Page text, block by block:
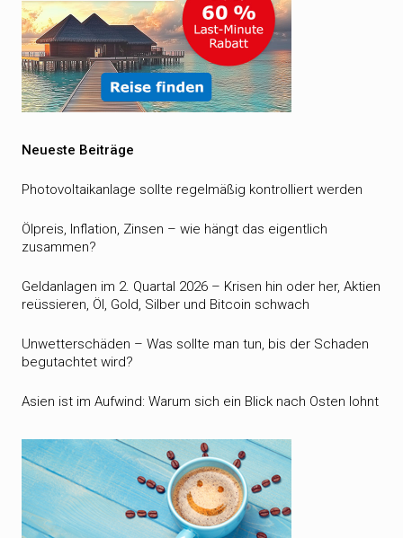
Neueste Beiträge
Photovoltaikanlage sollte regelmäßig kontrolliert werden
Ölpreis, Inflation, Zinsen – wie hängt das eigentlich
zusammen?
Geldanlagen im 2. Quartal 2026 – Krisen hin oder her, Aktien
reüssieren, Öl, Gold, Silber und Bitcoin schwach
Unwetterschäden – Was sollte man tun, bis der Schaden
begutachtet wird?
Asien ist im Aufwind: Warum sich ein Blick nach Osten lohnt